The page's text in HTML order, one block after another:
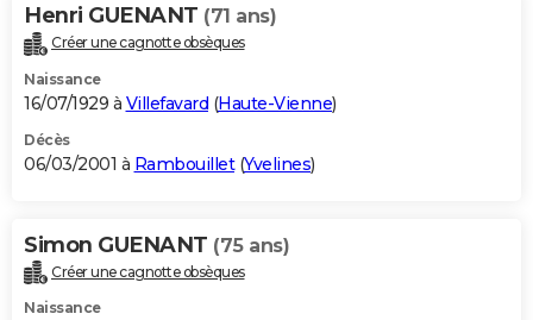
Henri GUENANT (71 ans)
Créer une cagnotte obsèques
Naissance
16/07/1929 à Villefavard (Haute-Vienne)
Décès
06/03/2001 à Rambouillet(Yvelines)
Simon GUENANT (75 ans)
Créer une cagnotte obsèques
Naissance